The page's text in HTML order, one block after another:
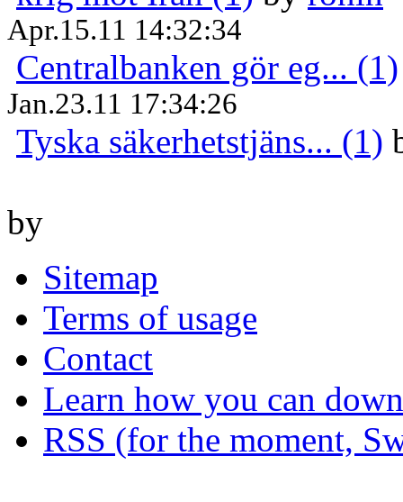
Apr.15.11 14:32:34
Centralbanken gör eg... (1)
Jan.23.11 17:34:26
Tyska säkerhetstjäns... (1)
by
Sitemap
Terms of usage
Contact
Learn how you can
RSS (for the moment,